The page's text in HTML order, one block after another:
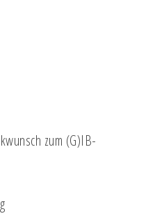
zum (G)IB-